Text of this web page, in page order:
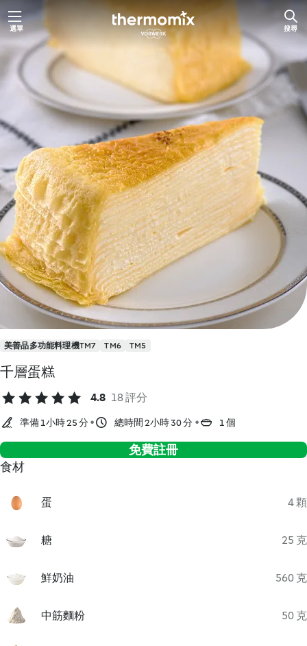
跳
至
主
要
內
選單 搜尋
美善品多功能料理機TM7 TM6 TM5
千層蛋糕
4.8 18 評分
準備 1小時 25 分 總時間 2小時 30 分 1 個
免費註冊
食材
蛋 4 顆
糖 25 克
鮮奶油 560 克
中筋麵粉 50 克